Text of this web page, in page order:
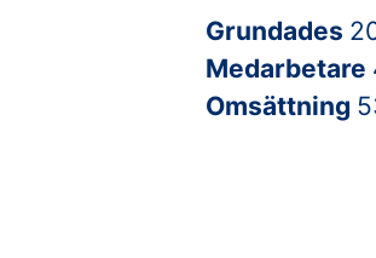
Grundades
Medarbetare
Omsättning